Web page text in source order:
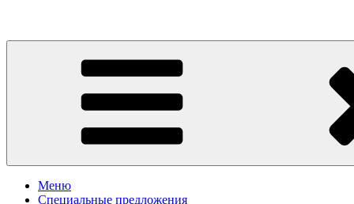
Presto Pizza Klin
маленькая Италия в Клину
Меню
Специальные предложения